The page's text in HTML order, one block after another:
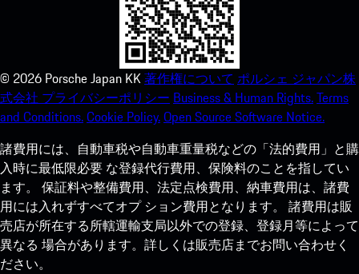
© 2026 Porsche Japan KK著作権について ポルシェ ジャパン株
式会社 プライバシーポリシー Business & Human Rights.Terms
and Conditions.Cookie Policy.Open Source Software Notice.
諸費用には、自動車税や自動車重量税などの「法的費用」と購
入時に最低限必要 な登録代行費用、保険料のことを指してい
ます。 保証料や整備費用、法定点検費用、納車費用は、諸費
用には入れずすべてオプ ション費用となります。 諸費用は販
売店が所在する所轄運輸支局以外での登録、登録月等によって
異なる 場合があります。詳しくは販売店までお問い合わせく
ださい。